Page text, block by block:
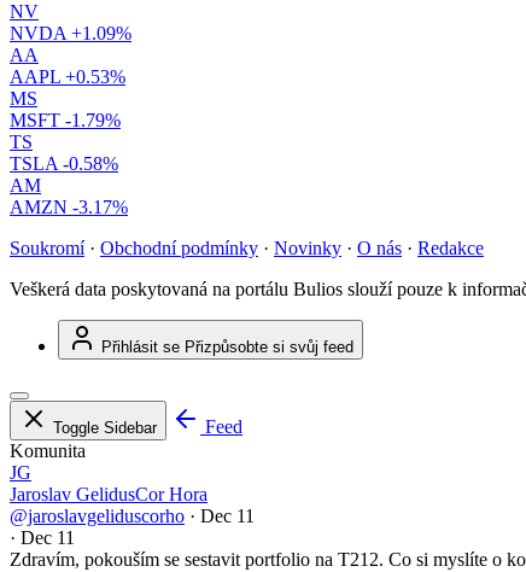
NV
NVDA +1.09%
AA
AAPL +0.53%
MS
MSFT -1.79%
TS
TSLA -0.58%
AM
AMZN -3.17%
Soukromí · Obchodní podmínky · Novinky · O nás · Redakce
Veškerá data poskytovaná na portálu Bulios slouží pouze k
Přihlásit se Přizpůsobte si svůj feed
Toggle Sidebar
Feed
Komunita
JG
Jaroslav GelidusCor Hora
@jaroslavgeliduscorho · Dec 11
· Dec 11
Zdravím, pokouším se sestavit portfolio na T212. Co si myslíte o